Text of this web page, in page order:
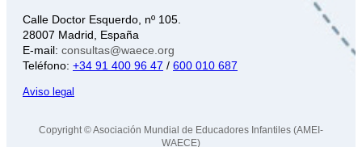
Copyright © Asociación Mundial de Educadores Infantiles (AMEI-
WAECE)
Calle Doctor Esquerdo, nº 105.
28007 Madrid, España
E-mail: consultas@waece.org
Teléfono: +34 91 400 96 47 / 600 010 687
Aviso legal